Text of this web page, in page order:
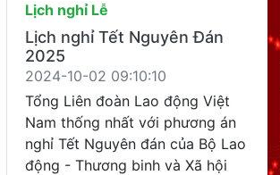
Lịch nghỉ Lễ
Lịch nghỉ Tết Nguyên Đán
2025
2024-10-02 09:10:10
Tổng Liên đoàn Lao động Việt
Nam thống nhất với phương án
nghỉ Tết Nguyên đán của Bộ Lao
động - Thương binh và Xã hội